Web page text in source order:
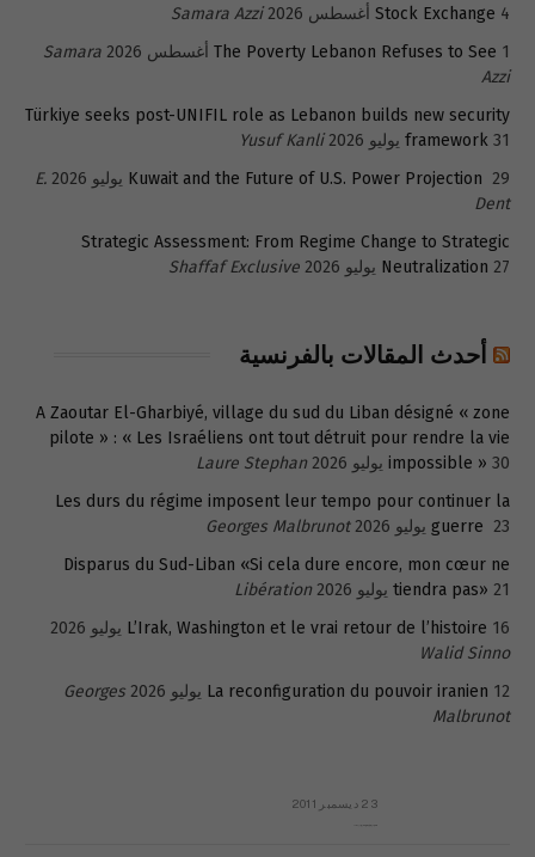
Stock Exchange 4 أغسطس 2026
Samara Azzi
The Poverty Lebanon Refuses to See 1 أغسطس 2026
Samara
Azzi
Türkiye seeks post-UNIFIL role as Lebanon builds new security
framework 31 يوليو 2026
Yusuf Kanli
Kuwait and the Future of U.S. Power Projection 29 يوليو 2026
E.
Dent
Strategic Assessment: From Regime Change to Strategic
Neutralization 27 يوليو 2026 Shaffaf Exclusive
أحدث المقالات بالفرنسية
A Zaoutar El-Gharbiyé, village du sud du Liban désigné « zone
pilote » : « Les Israéliens ont tout détruit pour rendre la vie
impossible » 30 يوليو 2026
Laure Stephan
Les durs du régime imposent leur tempo pour continuer la
guerre 23 يوليو 2026
Georges Malbrunot
Disparus du Sud-Liban «Si cela dure encore, mon cœur ne
tiendra pas» 21 يوليو 2026
Libération
L’Irak, Washington et le vrai retour de l’histoire 16 يوليو 2026
Walid Sinno
La reconfiguration du pouvoir iranien 12 يوليو 2026
Georges
Malbrunot
23 ديسمبر 2011